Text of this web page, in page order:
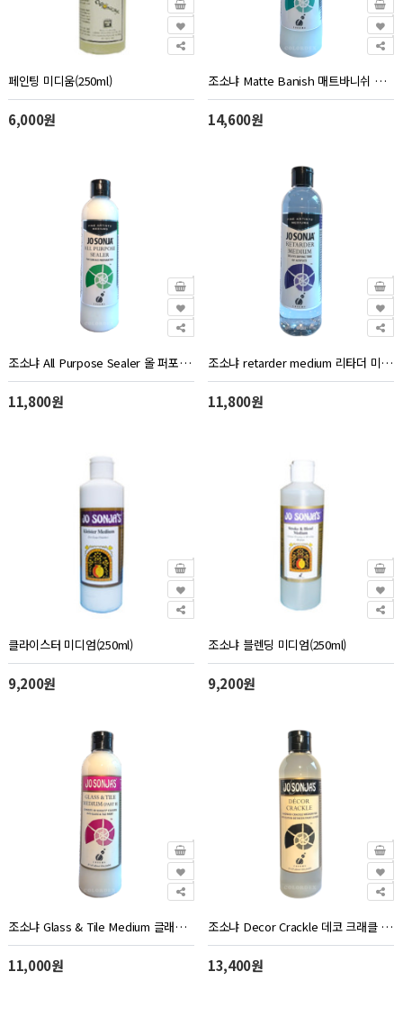
페인팅 미디움(250ml)
6,000원
조소냐 Matte Banish 매트바니쉬 무광 250ml 조선자
14,600원
조소냐 All Purpose Sealer 올 퍼포즈 실러 다용도실러 250ml 조선자
11,800원
조소냐 retarder medium 리타더 미디엄 지연제 250ml 조선자
11,800원
클라이스터 미디엄(250ml)
9,200원
조소냐 블렌딩 미디엄(250ml)
9,200원
조소냐 Glass & Tile Medium 글래스 앤 타일 미디엄 유리&타일 250ml 조선자
11,000원
조소냐 Decor Crackle 데코 크래클 250ml 조선자
13,400원